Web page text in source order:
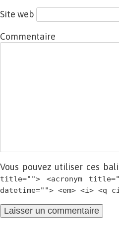
Site web
Commentaire
Vous pouvez utiliser ces
title=""> <acronym
datetime=""> <em> <i> <q